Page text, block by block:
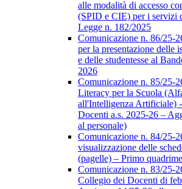
alle modalità di accesso
(SPID e CIE) per i servizi
Legge n. 182/2025
Comunicazione n. 86/25-
per la presentazione delle
e delle studentesse al
2026
Comunicazione n. 85/25-
Literacy per la Scuola
all'Intelligenza Artificiale)
Docenti a.s. 2025-26 –
al personale)
Comunicazione n. 84/25-
visualizzazione delle
(pagelle) – Primo
Comunicazione n. 83/25-
Collegio dei Docenti di